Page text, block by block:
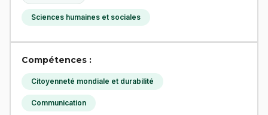
Sciences humaines et sociales
Compétences :
Citoyenneté mondiale et durabilité
Communication